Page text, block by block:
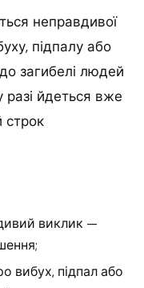
неправдивої
підпалу або
загибелі людей
разі йдеться вже
строк
виклик —
вибух, підпал або